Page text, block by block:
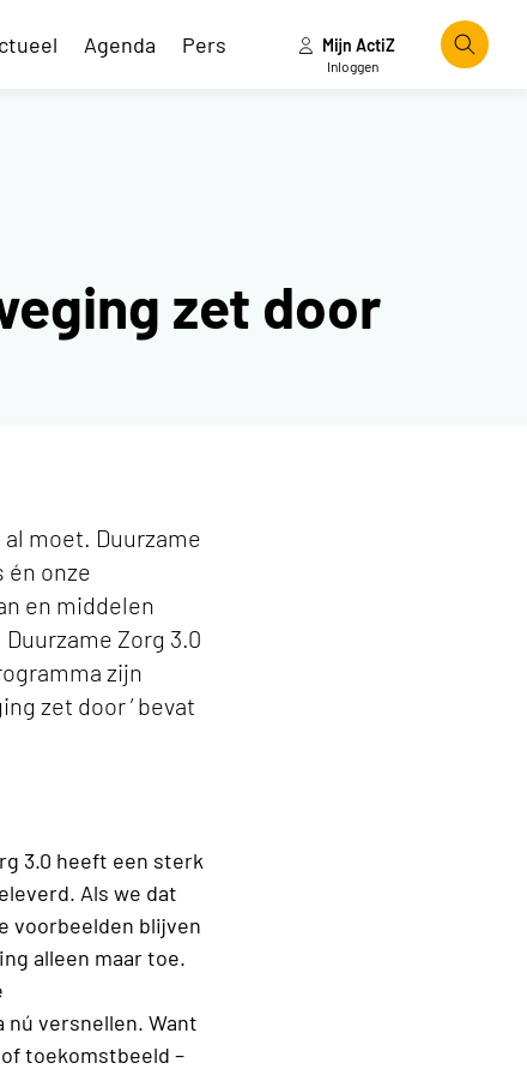
Agenda Pers Mijn ActiZ
Inloggen
zet door
moet. Duurzame
én onze
en middelen
Zorg 3.0
zijn
zet door ’ bevat
3.0 heeft een sterk
Als we dat
voorbeelden blijven
alleen maar toe.
nú versnellen. Want
toekomstbeeld –